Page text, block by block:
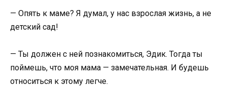
— Опять к маме? Я думал, у нас взрослая жизнь, а не
детский сад!
— Ты должен с ней познакомиться, Эдик. Тогда ты
поймешь, что моя мама — замечательная. И будешь
относиться к этому легче.